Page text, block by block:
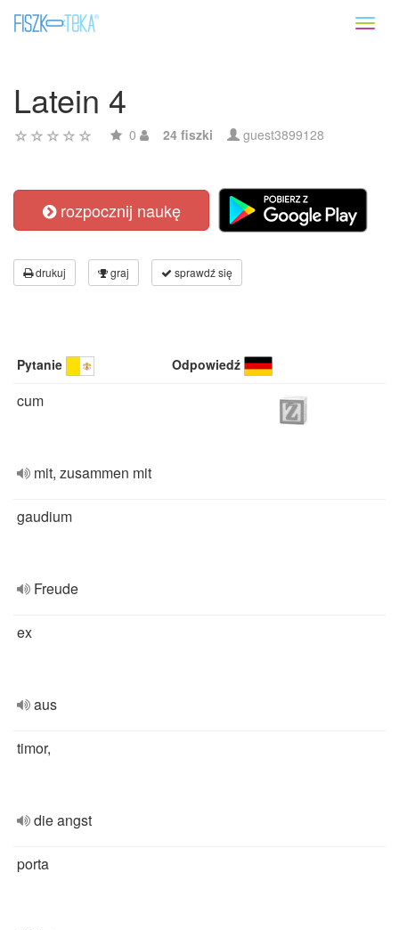
Latein 4
0 24 fiszki guest3899128
rozpocznij naukę
drukuj graj sprawdź się
Pytanie Odpowiedź
cum
mit, zusammen mit
gaudium
Freude
ex
aus
timor,
die angst
porta